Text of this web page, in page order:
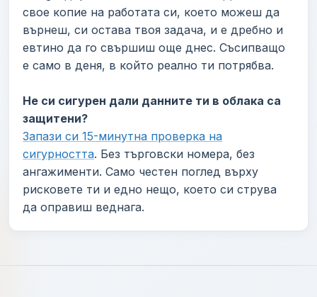
свое копие на работата си, което можеш да
върнеш, си остава твоя задача, и е дребно и
евтино да го свършиш още днес. Съсипващо
е само в деня, в който реално ти потрябва.
Не си сигурен дали данните ти в облака са
защитени?
Запази си 15-минутна проверка на
сигурността. Без търговски номера, без
ангажименти. Само честен поглед върху
рисковете ти и едно нещо, което си струва
да оправиш веднага.